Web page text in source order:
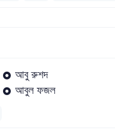
আবু রুশদ
আবুল ফজল